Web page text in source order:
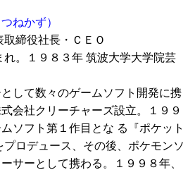
ねかず）
締役社長・ＣＥＯ
れ。１９８３年 筑波大学大学院芸
して数々のゲームソフト開発に携
会社クリーチャーズ設立。１９９
ソフト第１作目とな る『ポケット
ロデュース、その後、ポケモンソ
サーとして携わる。１９９８年、